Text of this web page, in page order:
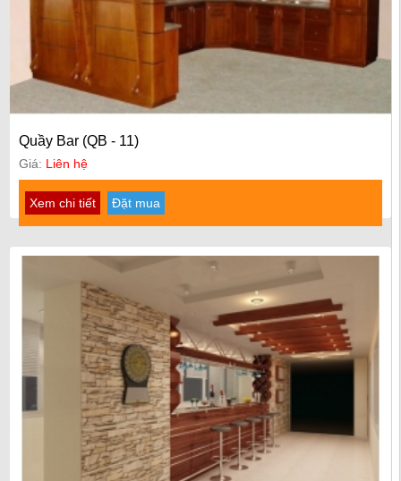
Quầy Bar (QB - 11)
Giá: Liên hệ
Xem chi tiết Đặt mua